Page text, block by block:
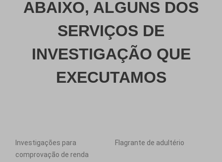
ABAIXO, ALGUNS DOS
SERVIÇOS DE
INVESTIGAÇÃO QUE
EXECUTAMOS
Investigações para
comprovação de renda
Flagrante de adultério